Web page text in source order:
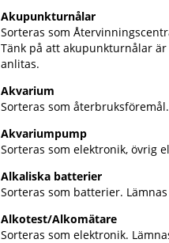
Akupunkturnålar
Sorteras som
Tänk på att akupunkturnålar
anlitas.
Akvarium
Sorteras som
Akvariumpump
Sorteras som elektronik, övrig
Alkaliska batterier
Sorteras som batterier.
Alkotest/Alkomätare
Sorteras som elektronik.